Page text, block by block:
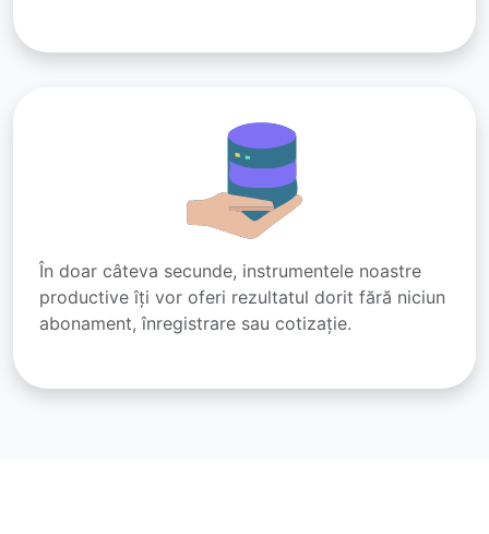
În doar câteva secunde, instrumentele noastre
productive îți vor oferi rezultatul dorit fără niciun
abonament, înregistrare sau cotizație.